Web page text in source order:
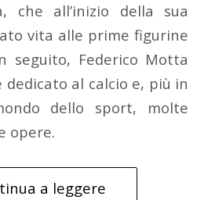
che all’inizio della sua
vita alle prime figurine
seguito, Federico Motta
dedicato al calcio e, più in
dello sport, molte
opere.
a leggere